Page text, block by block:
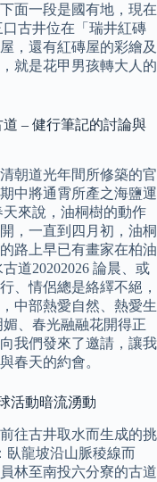
面一段是國有地，現在
古井位在「瑞井紅磚
，還有紅磚屋的彩繪及
就是花甲男孩轉大人的
– 健行筆記的討論與
朝道光年間所修築的官
中將通霄所產之海鹽運
來說，油桐樹的動作
，一直到四月初，油桐
路上早已有畫家在柏油
道20202026 論晨、或
、情侶總是絡繹不絕，
中部熱愛自然、熱愛生
、春光融融花開得正
我們發來了邀請，讓我
春天的約會。
活動暗流湧動
往古井取水而生成的挑
臥龍坡沿山脈稜線而
林至南投六分寮的古道